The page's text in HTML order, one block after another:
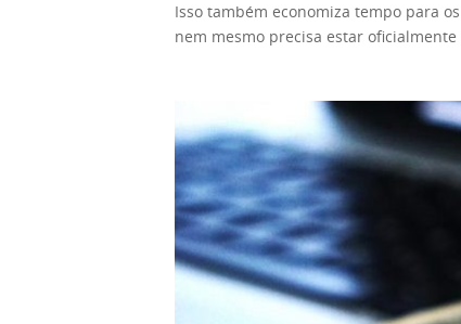
Isso também economiza tempo para
nem mesmo precisa estar
home office produtivo e vamos
Trabalhos de entrada de dados
uma tonelada de empregos de
você pode inserir dados. A
você não receberá muito por eles.
empolgante. Prós: Contras: A maioria
clientes para os sites de seus clientes.
escrevendo em outro idioma,
ajudará a conseguir um emprego